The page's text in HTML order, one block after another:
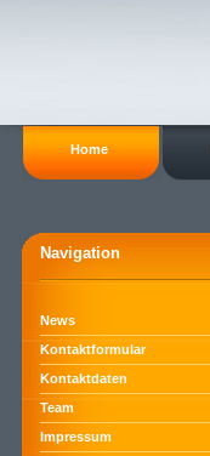
Home
Navigation
News
Kontaktformular
Kontaktdaten
Team
Impressum